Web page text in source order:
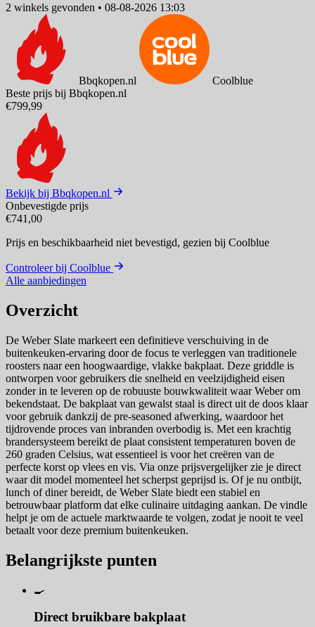
2 winkels gevonden • 08-08-2026 13:03
Bbqkopen.nl
Coolblue
Beste prijs bij Bbqkopen.nl
€799,99
Bekijk bij Bbqkopen.nl
Onbevestigde prijs
€741,00
Prijs en beschikbaarheid niet bevestigd, gezien bij Coolblue
Controleer bij Coolblue
Alle aanbiedingen
Overzicht
De Weber Slate markeert een definitieve verschuiving in de
buitenkeuken-ervaring door de focus te verleggen van traditionele
roosters naar een hoogwaardige, vlakke bakplaat. Deze griddle is
ontworpen voor gebruikers die snelheid en veelzijdigheid eisen
zonder in te leveren op de robuuste bouwkwaliteit waar Weber om
bekendstaat. De bakplaat van gewalst staal is direct uit de doos klaar
voor gebruik dankzij de pre-seasoned afwerking, waardoor het
tijdrovende proces van inbranden overbodig is. Met een krachtig
brandersysteem bereikt de plaat consistent temperaturen boven de
260 graden Celsius, wat essentieel is voor het creëren van de
perfecte korst op vlees en vis. Via onze prijsvergelijker zie je direct
waar dit model momenteel het scherpst geprijsd is. Of je nu ontbijt,
lunch of diner bereidt, de Weber Slate biedt een stabiel en
betrouwbaar platform dat elke culinaire uitdaging aankan. De vindle
helpt je om de actuele marktwaarde te volgen, zodat je nooit te veel
betaalt voor deze premium buitenkeuken.
Belangrijkste punten
🍳
Direct bruikbare bakplaat